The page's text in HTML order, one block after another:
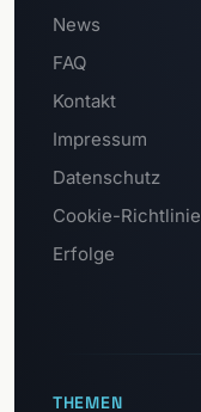
News
FAQ
Kontakt
Impressum
Datenschutz
Cookie-Richtlinie
Erfolge
THEMEN